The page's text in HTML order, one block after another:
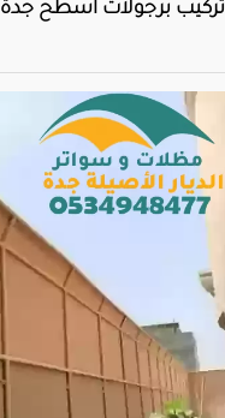
تركيب برجولات اسطح جدة